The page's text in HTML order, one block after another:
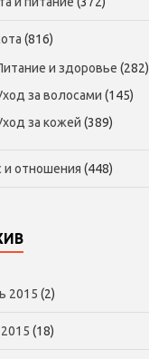
(816)
и здоровье (282)
за волосами (145)
за кожей (389)
и отношения (448)
2015 (2)
(18)